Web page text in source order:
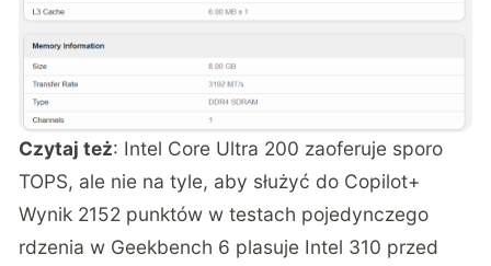
Czytaj też: Intel Core Ultra 200 zaoferuje sporo
TOPS, ale nie na tyle, aby służyć do Copilot+
Wynik 2152 punktów w testach pojedynczego
rdzenia w Geekbench 6 plasuje Intel 310 przed